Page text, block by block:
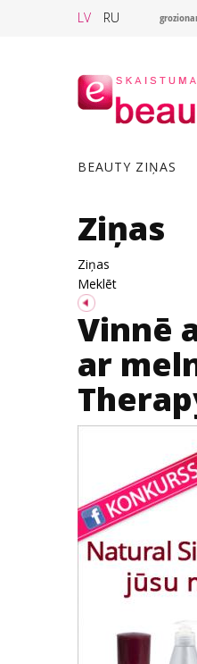
LV RU
BEAUTY ZIŅAS
Ziņas
Ziņas
Meklēt
Vinnē
ar